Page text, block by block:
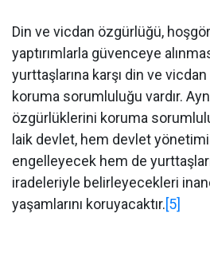
Din ve vicdan özgürlüğü,
yaptırımlarla güvenceye
yurttaşlarına karşı din ve
koruma sorumluluğu vardır.
özgürlüklerini koruma
laik devlet, hem devlet
engelleyecek hem de
iradeleriyle belirleyecekleri
yaşamlarını koruyacaktır.[5]